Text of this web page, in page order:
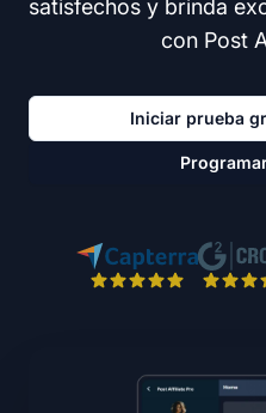
satisfechos y brinda
con Post
Iniciar prueba